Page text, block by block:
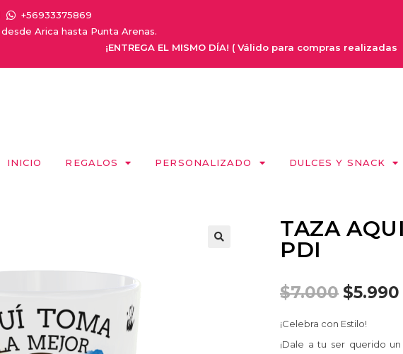
+56933375869
Arica hasta Punta Arenas.
¡ENTREGA EL MISMO DÍA! ( Válido para compras realizadas
INICIO REGALOS PERSONALIZADO DULCES Y SNACK
TAZA
PDI
$7.000 $5.990
¡Celebra con Estilo!
¡Dale a tu ser querido